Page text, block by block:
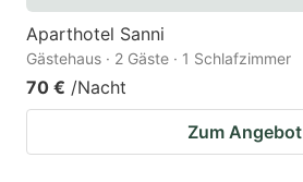
Aparthotel Sanni
Gästehaus · 2 Gäste · 1 Schlafzimmer
70 € /Nacht
Zum Angebot